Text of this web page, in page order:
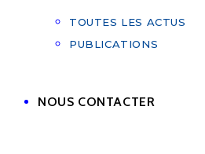
TOUTES LES ACTUS
PUBLICATIONS
NOUS CONTACTER